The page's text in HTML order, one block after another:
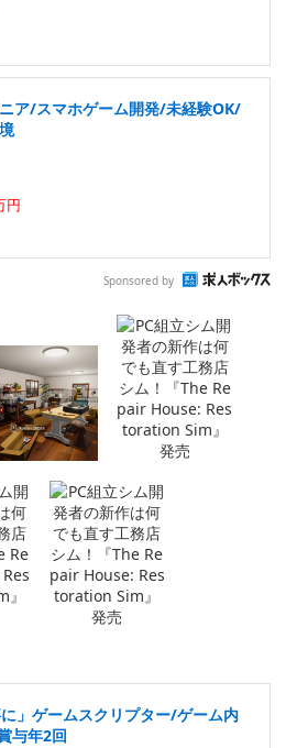
ア/スマホゲーム開発/未経験OK/
円
Sponsored by
」ゲームスクリプター/ゲーム内
与年2回